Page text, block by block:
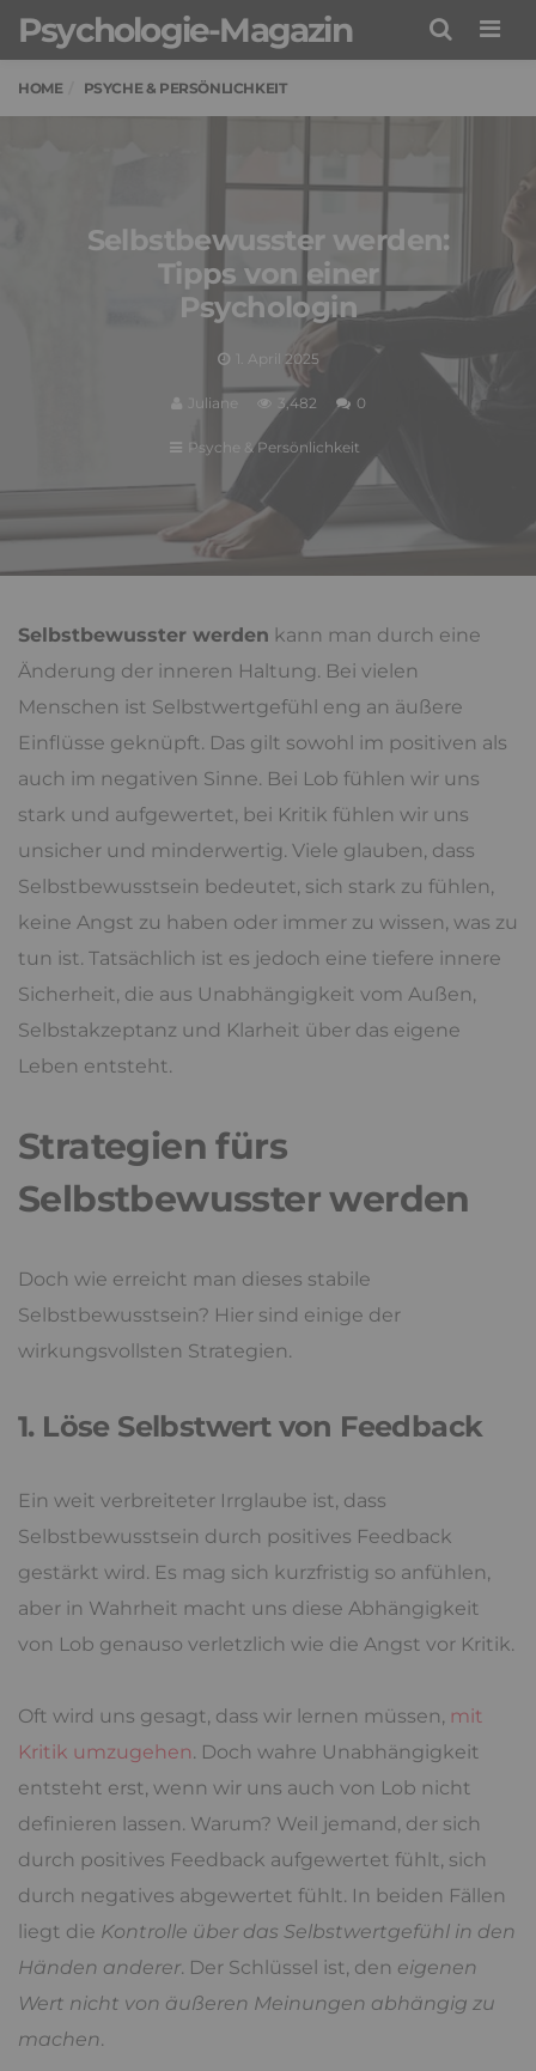
Psychologie-Magazin
HOME PSYCHE & PERSÖNLICHKEIT
Selbstbewusster werden:
Tipps von einer
Psychologin
1. April 2025
Juliane 3,482 0
Psyche & Persönlichkeit
Selbstbewusster werden kann man durch eine
Änderung der inneren Haltung. Bei vielen
Menschen ist Selbstwertgefühl eng an äußere
Einflüsse geknüpft. Das gilt sowohl im positiven als
auch im negativen Sinne. Bei Lob fühlen wir uns
stark und aufgewertet, bei Kritik fühlen wir uns
unsicher und minderwertig. Viele glauben, dass
Selbstbewusstsein bedeutet, sich stark zu fühlen,
keine Angst zu haben oder immer zu wissen, was zu
tun ist. Tatsächlich ist es jedoch eine tiefere innere
Sicherheit, die aus Unabhängigkeit vom Außen,
Selbstakzeptanz und Klarheit über das eigene
Leben entsteht.
Strategien fürs
Selbstbewusster werden
Doch wie erreicht man dieses stabile
Selbstbewusstsein? Hier sind einige der
wirkungsvollsten Strategien.
1. Löse Selbstwert von Feedback
Ein weit verbreiteter Irrglaube ist, dass
Selbstbewusstsein durch positives Feedback
gestärkt wird. Es mag sich kurzfristig so anfühlen,
aber in Wahrheit macht uns diese Abhängigkeit
von Lob genauso verletzlich wie die Angst vor Kritik.
Oft wird uns gesagt, dass wir lernen müssen, mit
Kritik umzugehen. Doch wahre Unabhängigkeit
entsteht erst, wenn wir uns auch von Lob nicht
definieren lassen. Warum? Weil jemand, der sich
durch positives Feedback aufgewertet fühlt, sich
durch negatives abgewertet fühlt. In beiden Fällen
liegt die Kontrolle über das Selbstwertgefühl in den
Händen anderer. Der Schlüssel ist, den eigenen
Wert nicht von äußeren Meinungen abhängig zu
machen.